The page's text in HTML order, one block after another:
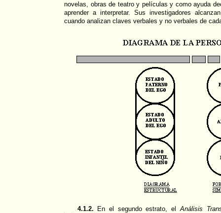
novelas, obras de teatro y películas y como ayuda
aprender a interpretar. Sus investigadores
cuando analizan claves verbales y no verbales de
4.1.2. En el segundo estrato, elAnálisis